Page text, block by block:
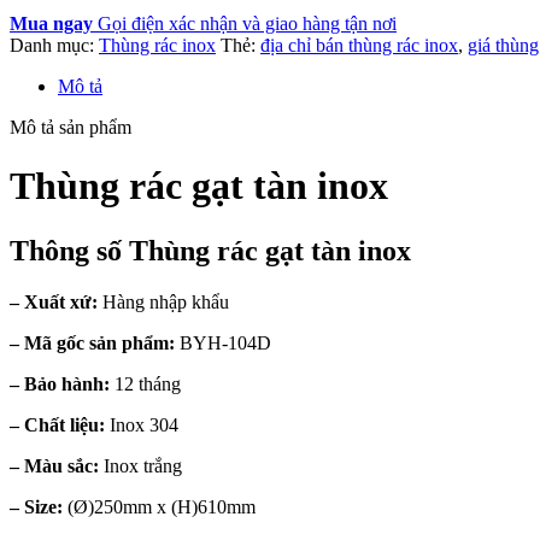
Mua ngay Gọi điện xác nhận và giao hàng tận nơi
Danh mục: Thùng rác inox Thẻ: địa chỉ bán thùng rác inox, giá
Mô tả
Mô tả sản phẩm
Thùng rác gạt tàn inox
Thông số Thùng rác gạt tàn inox
– Xuất xứ: Hàng nhập khẩu
– Mã gốc sản phẩm: BYH-104D
– Bảo hành: 12 tháng
– Chất liệu: Inox 304
– Màu sắc: Inox trắng
– Size: (Ø)250mm x (H)610mm